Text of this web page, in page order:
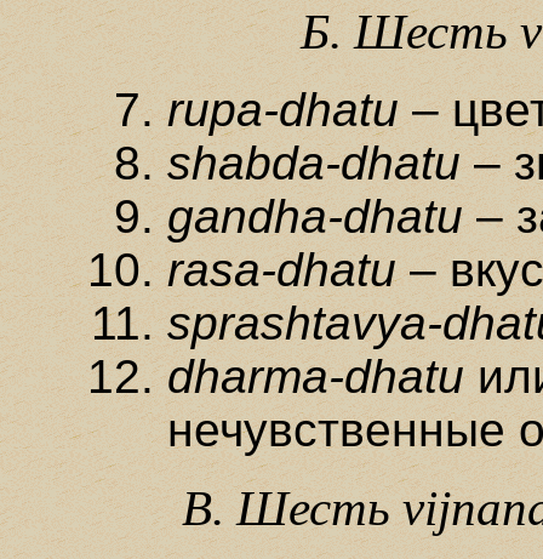
Б. Шесть
rupa-dhatu–
shabda-dhatu–
gandha-dhatu–
rasa-dhatu–
sprashtavya-
dharma-dhatu
нечувственные
В. Шесть